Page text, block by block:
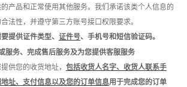
产品和正常使用其他服务。我们承诺该类个人信息的
法性，并遵守第三方账号接口权限要求。
提供证件类型、 证件号、手机号和短信验证码。
服务、完成售后服务及为您提供客服服务
供您的收货地址， 包括收货人名字、收货人联系手
址、支付信息以及您的订单信息用于完成您的订单